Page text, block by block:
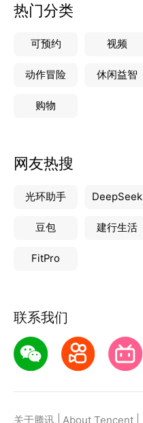
热门分类
可预约 视频
动作冒险 休闲益智
购物
网友热搜
光环助手 DeepSeek
豆包 建行生活
FitPro
联系我们
关于腾讯 About Tencent